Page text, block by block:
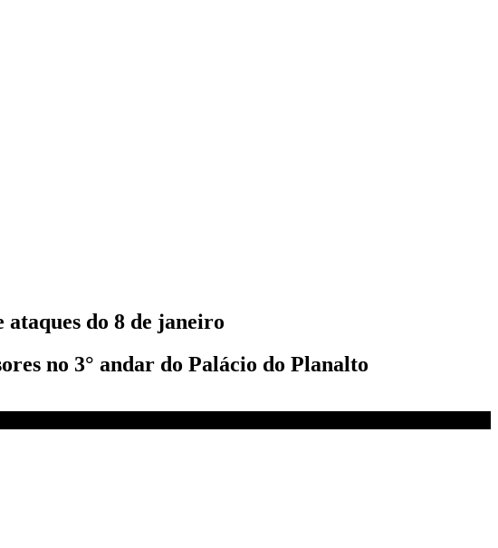
do 8 de janeiro
no 3° andar do Palácio do Planalto